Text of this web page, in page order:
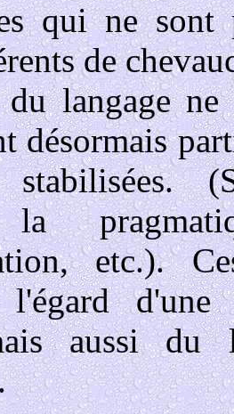
qui ne sont
de
du langage
désormais
la
etc.).
d'une
aussi du